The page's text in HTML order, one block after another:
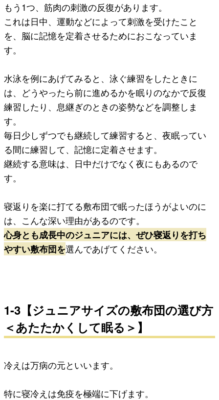
もう1つ、筋肉の刺激の反復があります。
これは日中、運動などによって刺激を受けたこと
を、脳に記憶を定着させるためにおこなっていま
す。
水泳を例にあげてみると、泳ぐ練習をしたときに
は、どうやったら前に進めるかを眠りのなかで反復
練習したり、息継ぎのときの姿勢などを調整しま
す。
毎日少しずつでも継続して練習すると、夜眠ってい
る間に練習して、記憶に定着させます。
継続する意味は、日中だけでなく夜にもあるので
す。
寝返りを楽に打てる敷布団で眠ったほうがよいのに
は、こんな深い理由があるのです。
心身とも成長中のジュニアには、ぜひ寝返りを打ち
やすい敷布団を選んであげてください。
1-3【ジュニアサイズの敷布団の選び方
＜あたたかくして眠る＞】
冷えは万病の元といいます。
特に寝冷えは免疫を極端に下げます。